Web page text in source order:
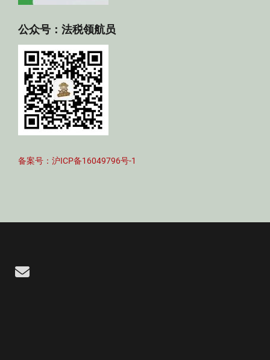
公众号：法税领航员
备案号：沪ICP备16049796号-1
Email